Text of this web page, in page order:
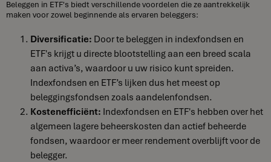
Beleggen in ETF's biedt verschillende voordelen die ze aantrekkelijk
maken voor zowel beginnende als ervaren beleggers:
Diversificatie: Door te beleggen in indexfondsen en
ETF's krijgt u directe blootstelling aan een breed scala
aan activa’s, waardoor u uw risico kunt spreiden.
Indexfondsen en ETF’s lijken dus het meest op
beleggingsfondsen zoals aandelenfondsen.
Kostenefficiënt: Indexfondsen en ETF's hebben over het
algemeen lagere beheerskosten dan actief beheerde
fondsen, waardoor er meer rendement overblijft voor de
belegger.